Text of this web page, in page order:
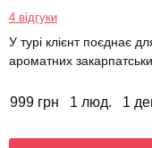
4 відгуки
У турі клієнт поєднає
ароматних
999 грн 1 люд. 1